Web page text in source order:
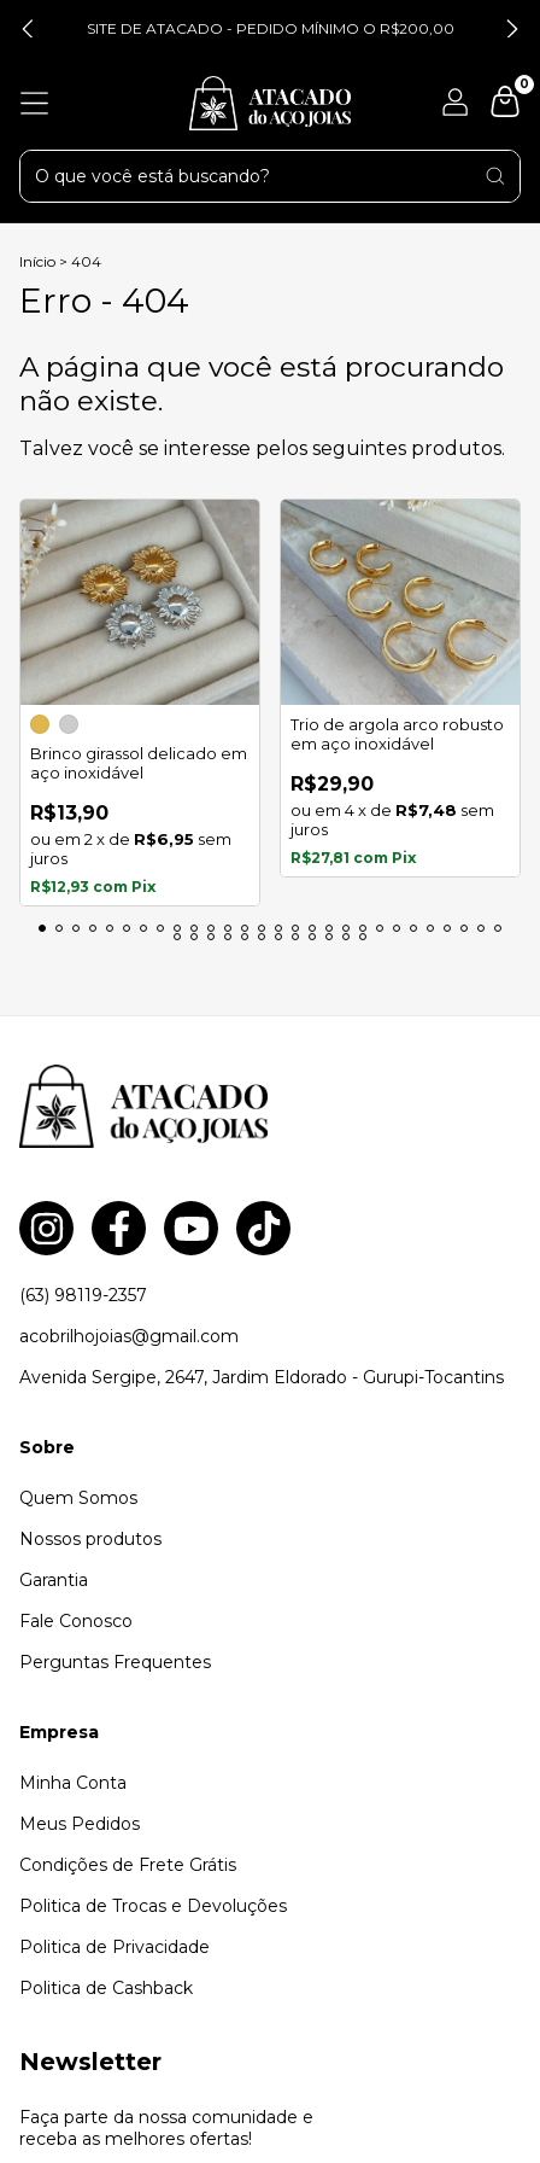
SITE DE ATACADO - PEDIDO MÍNIMO O R$200,00
0
Início > 404
Erro - 404
A página que você está procurando
não existe.
Talvez você se interesse pelos seguintes produtos.
Brinco girassol delicado em
aço inoxidável
R$13,90
2 x de R$6,95 sem
juros
R$12,93 com Pix
Trio de argola arco robusto
em aço inoxidável
R$29,90
4x de R$7,48 sem
juros
R$27,81 com Pix
(63) 98119-2357
acobrilhojoias@gmail.com
Avenida Sergipe, 2647, Jardim Eldorado - Gurupi-Tocantins
Sobre
Quem Somos
Nossos produtos
Garantia
Fale Conosco
Perguntas Frequentes
Empresa
Minha Conta
Meus Pedidos
Condições de Frete Grátis
Politica de Trocas e Devoluções
Politica de Privacidade
Politica de Cashback
Newsletter
Faça parte da nossa comunidade e
receba as melhores ofertas!